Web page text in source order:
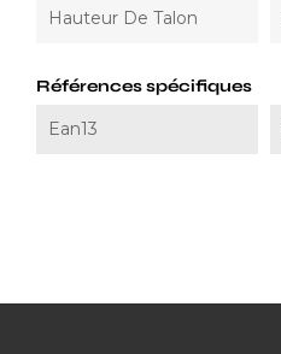
Hauteur De Talon
Références spécifiques
Ean13